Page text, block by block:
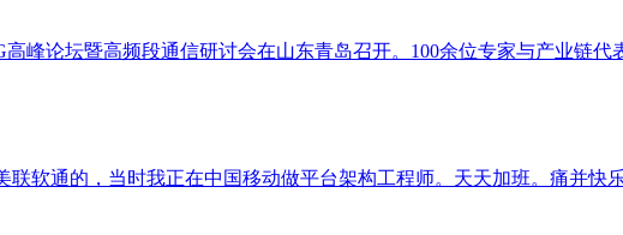
峰论坛暨高频段通信研讨会在山东青岛召开。100余位专家与产业链
联软通的，当时我正在中国移动做平台架构工程师。天天加班。痛并快